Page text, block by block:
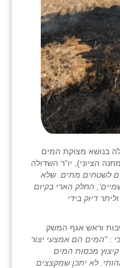
בנושא מצוקת המים
הציוני), יו"ר השדולה
לשטחים מתים. שלא
החלק הארי בקיום
דיוק בידי
וראש אגף המשק
:"המים הם אמצעי יצור
מכסות המים
לא יתכן שמקצצים